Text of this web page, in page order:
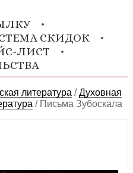
СКИДОК
ЛИСТ
литература /Духовная
/ Письма Зубоскала